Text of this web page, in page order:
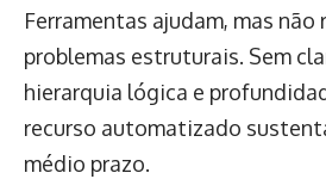
Ferramentas ajudam, mas não
problemas estruturais. Sem
hierarquia lógica e
recurso automatizado
médio prazo.